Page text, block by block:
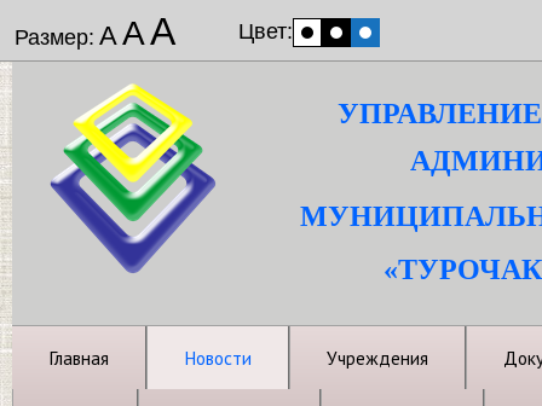
Размер: ААА Цвет:
Главная Новости Учреждения